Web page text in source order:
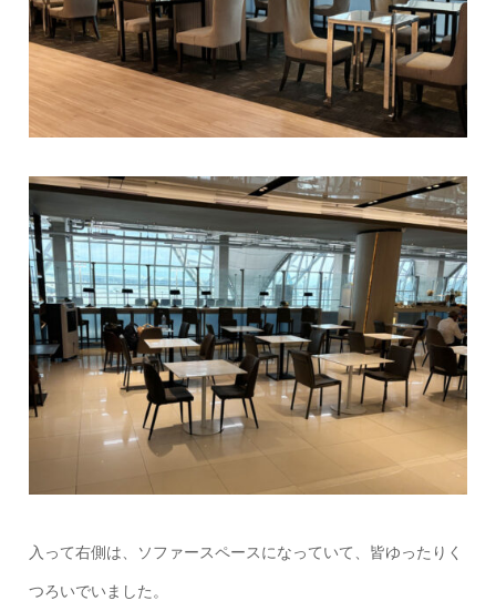
入って右側は、ソファースペースになっていて、皆ゆったりく
つろいでいました。